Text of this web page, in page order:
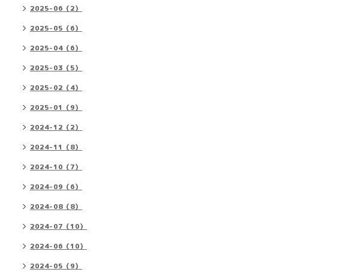
2025-06（2）
2025-05（6）
2025-04（6）
2025-03（5）
2025-02（4）
2025-01（9）
2024-12（2）
2024-11（8）
2024-10（7）
2024-09（6）
2024-08（8）
2024-07（10）
2024-06（10）
2024-05（9）